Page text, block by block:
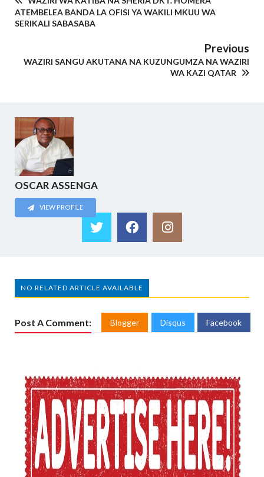
ATEMBELEA BANDA LA OFISI YA WAKILI MKUU WA
SERIKALI SABASABA
Previous
WAZIRI SANGU AKUTANA NA KUZUNGUMZA NA WAZIRI
WA KAZI QATAR
OSCAR ASSENGA
VIEW PROFILE
NO RELATED ARTICLE AVAILABLE
Post A Comment: Blogger Disqus Facebook